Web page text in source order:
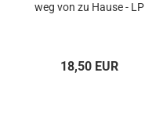
weg von zu Hause - LP
18,50 EUR